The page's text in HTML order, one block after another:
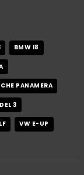
BMW I8
PANAMERA
3
VW E-UP